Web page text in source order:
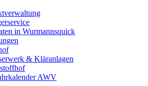
in Wurmannsquick
& Kläranlagen
AWV